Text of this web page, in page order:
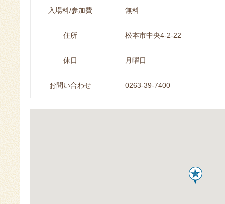
入場料/参加費 無料
住所 松本市中央4-2-22
休日 月曜日
お問い合わせ 0263-39-7400